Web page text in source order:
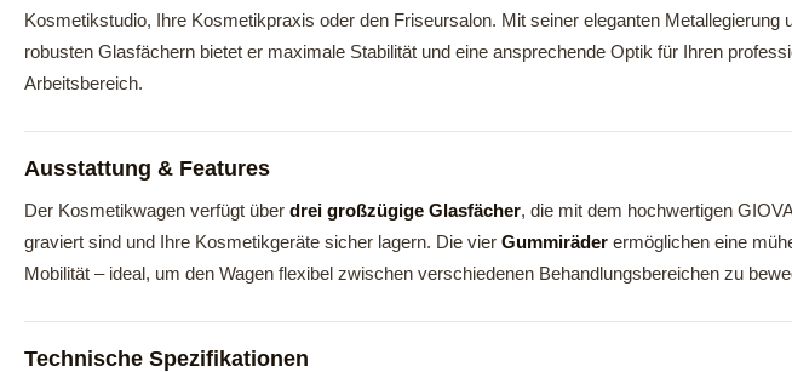
Kosmetikstudio, Ihre Kosmetikpraxis oder den Friseursalon. Mit seiner eleganten Metallegierung
robusten Glasfächern bietet er maximale Stabilität und eine ansprechende Optik für Ihren
Arbeitsbereich.
Ausstattung & Features
Der Kosmetikwagen verfügt über drei großzügige Glasfächer, die mit dem hochwertigen
graviert sind und Ihre Kosmetikgeräte sicher lagern. Die vier Gummiräder ermöglichen eine
Mobilität – ideal, um den Wagen flexibel zwischen verschiedenen Behandlungsbereichen zu
Technische Spezifikationen